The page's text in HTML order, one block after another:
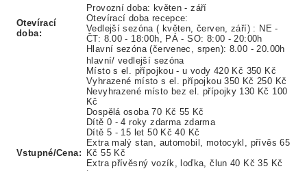
Otevírací
doba:
Provozní doba: květen - září
Otevírací doba recepce:
Vedlejší sezóna ( květen, červen, září) : NE -
ČT: 8.00 - 18:00h, PÁ - SO: 8:00 - 20:00h
Hlavní sezóna (červenec, srpen): 8.00 - 20.00h
Vstupné/Cena:
hlavní/ vedlejší sezóna
Místo s el. přípojkou - u vody 420 Kč 350 Kč
Vyhrazené místo s el. přípojkou 350 Kč 250 Kč
Nevyhrazené místo bez el. přípojky 130 Kč 100
Kč
Dospělá osoba 70 Kč 55 Kč
Dítě 0 - 4 roky zdarma zdarma
Dítě 5 - 15 let 50 Kč 40 Kč
Extra malý stan, automobil, motocykl, přívěs 65
Kč 55 Kč
Extra přívěsný vozík, loďka, člun 40 Kč 35 Kč